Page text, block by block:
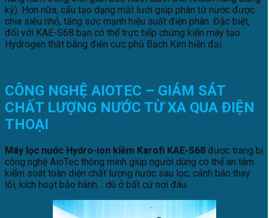
ký). Hơn nữa, cấu tạo dạng mắt lưới giúp phân tử nước được
chia siêu nhỏ, tăng sức mạnh hiệu suất điện phân. Đặc biệt,
đối với KAE-S68 bạn có thể trực tiếp chứng kiến máy tạo
Hydrogen thật bằng điện cực phủ Bạch Kim hiện đại.
CÔNG NGHỆ AIOTEC – GIÁM SÁT
CHẤT LƯỢNG NƯỚC TỪ XA QUA ĐIỆN
THOẠI
Máy lọc nước Hydro-ion kiềm Karofi KAE-S68 được trang bị
công nghệ AioTec thông minh giúp người dùng có thể an tâm
kiểm soát toàn diện chất lượng nước sau lọc, cảnh báo thay
lõi, kích hoạt bảo hành… dù ở bất cứ nơi đâu.